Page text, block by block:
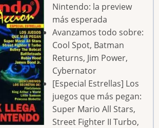
Nintendo: la preview
más esperada
Avanzamos todo sobre:
Cool Spot, Batman
Returns, Jim Power,
Cybernator
[Especial Estrellas] Los
juegos que más pegan:
Super Mario All Stars,
Street Fighter II Turbo,